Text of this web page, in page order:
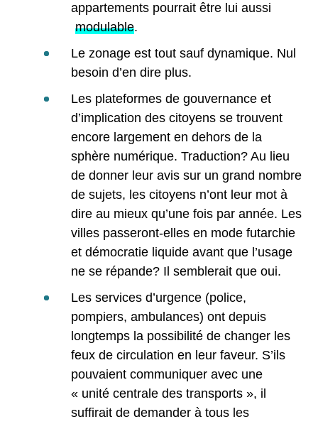
appartements pourrait être lui aussi
modulable.
Le zonage est tout sauf dynamique. Nul
besoin d’en dire plus.
Les plateformes de gouvernance et
d’implication des citoyens se trouvent
encore largement en dehors de la
sphère numérique. Traduction? Au lieu
de donner leur avis sur un grand nombre
de sujets, les citoyens n’ont leur mot à
dire au mieux qu’une fois par année. Les
villes passeront-elles en mode futarchie
et démocratie liquide avant que l’usage
ne se répande? Il semblerait que oui.
Les services d’urgence (police,
pompiers, ambulances) ont depuis
longtemps la possibilité de changer les
feux de circulation en leur faveur. S’ils
pouvaient communiquer avec une
« unité centrale des transports », il
suffirait de demander à tous les